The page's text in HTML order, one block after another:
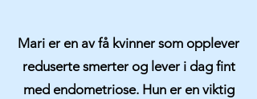
Mari er en av få kvinner som opplever
reduserte smerter og lever i dag fint
med endometriose. Hun er en viktig